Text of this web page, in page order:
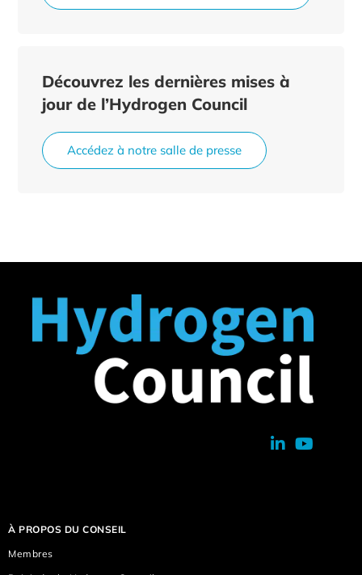
Découvrez les dernières mises à
jour de l’Hydrogen Council
Accédez à notre salle de presse
À PROPOS DU CONSEIL
Membres